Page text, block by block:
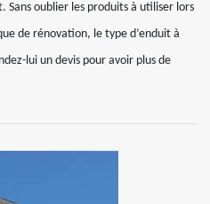
Sans oublier les produits à utiliser lors
de rénovation, le type d’enduit à
lui un devis pour avoir plus de